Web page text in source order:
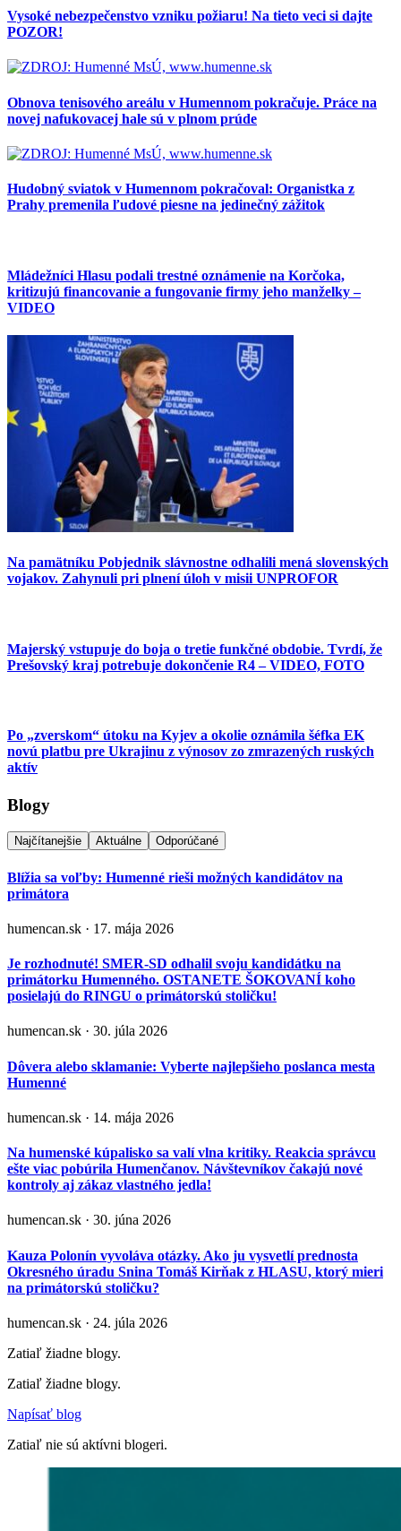
Vysoké nebezpečenstvo vzniku požiaru! Na tieto veci si dajte
POZOR!
Obnova tenisového areálu v Humennom pokračuje. Práce na
novej nafukovacej hale sú v plnom prúde
Hudobný sviatok v Humennom pokračoval: Organistka z
Prahy premenila ľudové piesne na jedinečný zážitok
Mládežníci Hlasu podali trestné oznámenie na Korčoka,
kritizujú financovanie a fungovanie firmy jeho manželky –
VIDEO
Na pamätníku Pobjednik slávnostne odhalili mená slovenských
vojakov. Zahynuli pri plnení úloh v misii UNPROFOR
Majerský vstupuje do boja o tretie funkčné obdobie. Tvrdí, že
Prešovský kraj potrebuje dokončenie R4 – VIDEO, FOTO
Po „zverskom“ útoku na Kyjev a okolie oznámila šéfka EK
novú platbu pre Ukrajinu z výnosov zo zmrazených ruských
aktív
Blogy
Najčítanejšie Aktuálne Odporúčané
Blížia sa voľby: Humenné rieši možných kandidátov na
primátora
humencan.sk · 17. mája 2026
Je rozhodnuté! SMER-SD odhalil svoju kandidátku na
primátorku Humenného. OSTANETE ŠOKOVANÍ koho
posielajú do RINGU o primátorskú stoličku!
humencan.sk · 30. júla 2026
Dôvera alebo sklamanie: Vyberte najlepšieho poslanca mesta
Humenné
humencan.sk · 14. mája 2026
Na humenské kúpalisko sa valí vlna kritiky. Reakcia správcu
ešte viac pobúrila Humenčanov. Návštevníkov čakajú nové
kontroly aj zákaz vlastného jedla!
humencan.sk · 30. júna 2026
Kauza Polonín vyvoláva otázky. Ako ju vysvetlí prednosta
Okresného úradu Snina Tomáš Kirňak z HLASU, ktorý mieri
na primátorskú stoličku?
humencan.sk · 24. júla 2026
Zatiaľ žiadne blogy.
Zatiaľ žiadne blogy.
Napísať blog
Zatiaľ nie sú aktívni blogeri.